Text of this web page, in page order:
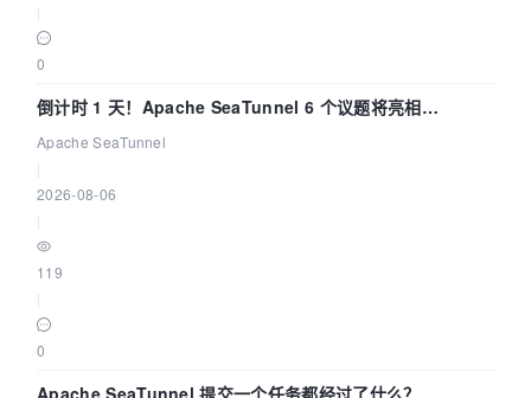
0
倒计时 1 天！Apache SeaTunnel 6 个议题将亮相
Community Over Code Asia 2026
Apache SeaTunnel
2026-08-06
119
0
Apache SeaTunnel 提交一个任务都经过了什么？